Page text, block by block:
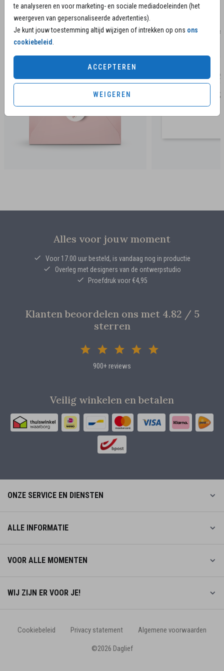
te analyseren en voor marketing- en sociale mediadoeleinden (het
weergeven van gepersonaliseerde advertenties).
Je kunt jouw toestemming altijd wijzigen of intrekken op ons ons
cookiebeleid.
ACCEPTEREN
WEIGEREN
Bijpassende communicatie en
herinneringsproducten
sluitsticker Kaartje
Alles voor jouw moment
Voor 17.00 uur besteld, is vandaag nog in productie
Overleg met designers van de ontwerpstudio
Proefdruk voor €4,95
Klanten beoordelen ons met 4.82 / 5
sterren
900+ reviews
Veilig winkelen en betalen
ONZE SERVICE EN DIENSTEN
ALLE INFORMATIE
VOOR ALLE MOMENTEN
WIJ ZIJN ER VOOR JE!
Cookiebeleid Privacy statement Algemene voorwaarden
©2026 Daglief